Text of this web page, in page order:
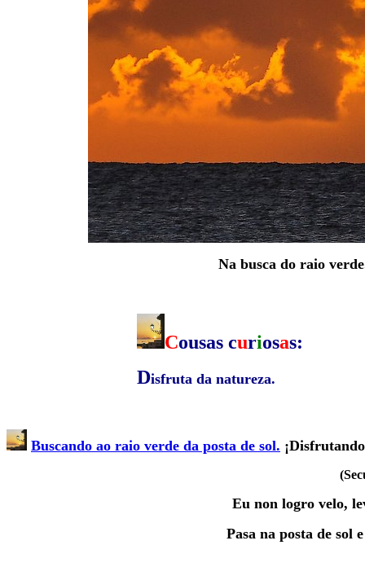
Na busca do raio
Cousas curiosas:
Disfruta da natureza.
Buscando ao raio verde da posta de sol.
Eu non logro velo,
Pasa na posta de sol